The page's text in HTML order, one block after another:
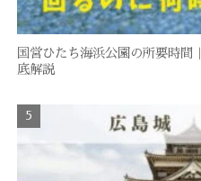
国営ひたち海浜公園の所要時間
底解説